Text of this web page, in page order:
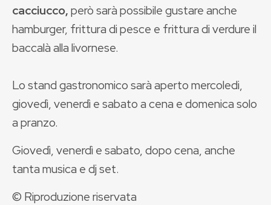
cacciucco,però sarà possibile gustare anche
hamburger, frittura di pesce e frittura di verdure il
baccalà alla livornese.
Lo stand gastronomico sarà aperto mercoledi,
giovedì, venerdì e sabato a cena e domenica solo
a pranzo.
Giovedì, venerdì e sabato, dopo cena, anche
tanta musica e dj set.
© Riproduzione riservata